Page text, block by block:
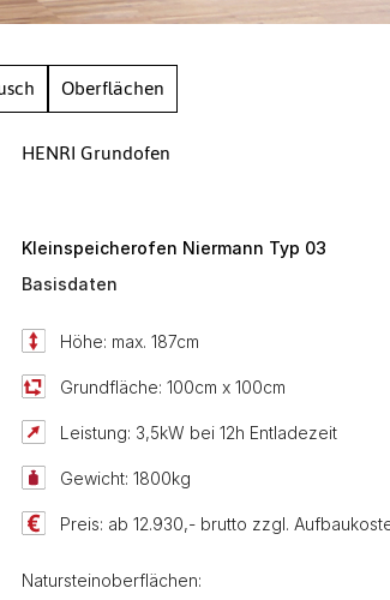
Oberflächen
HENRI Grundofen
Kleinspeicherofen Niermann Typ 03
Basisdaten
Höhe: max. 187cm
Grundfläche: 100cm x 100cm
Leistung: 3,5kW bei 12h Entladezeit
Gewicht: 1800kg
Preis: ab 12.930,- brutto zzgl.
Natursteinoberflächen: